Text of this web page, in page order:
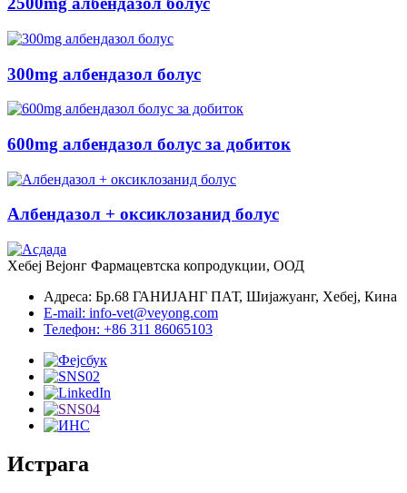
300mg албендазол болус
600mg албендазол болус за добиток
Албендазол + оксиклозанид болус
Хебеј Вејонг Фармацевтска копродукции, ООД
Адреса: Бр.68 ГАНИЈАНГ ПАТ, Шијажуанг, Хебеј, Кина
E-mail: info-vet@veyong.com
Телефон: +86 311 86065103
Истрага